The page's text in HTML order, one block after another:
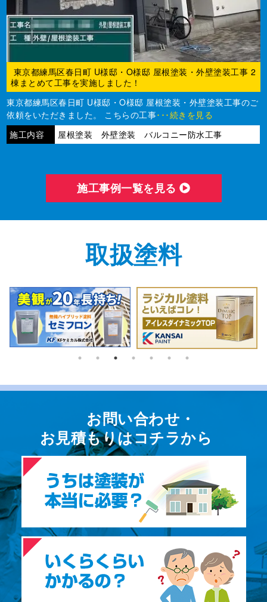
東京都練馬区春日町 U様邸・O様邸 屋根塗装・外壁塗装工事 2
棟まとめて工事を実施しました！
東京都練馬区春日町 U様邸・O様邸 屋根塗装・外壁塗装工事のご
依頼をいただきました。 こちらの工事･･･続きを見る
施工内容
屋根塗装 外壁塗装 バルコニー防水工事
施⼯事例⼀覧を⾒る
取扱塗料
お問い合わせ・
お⾒積もりはコチラから